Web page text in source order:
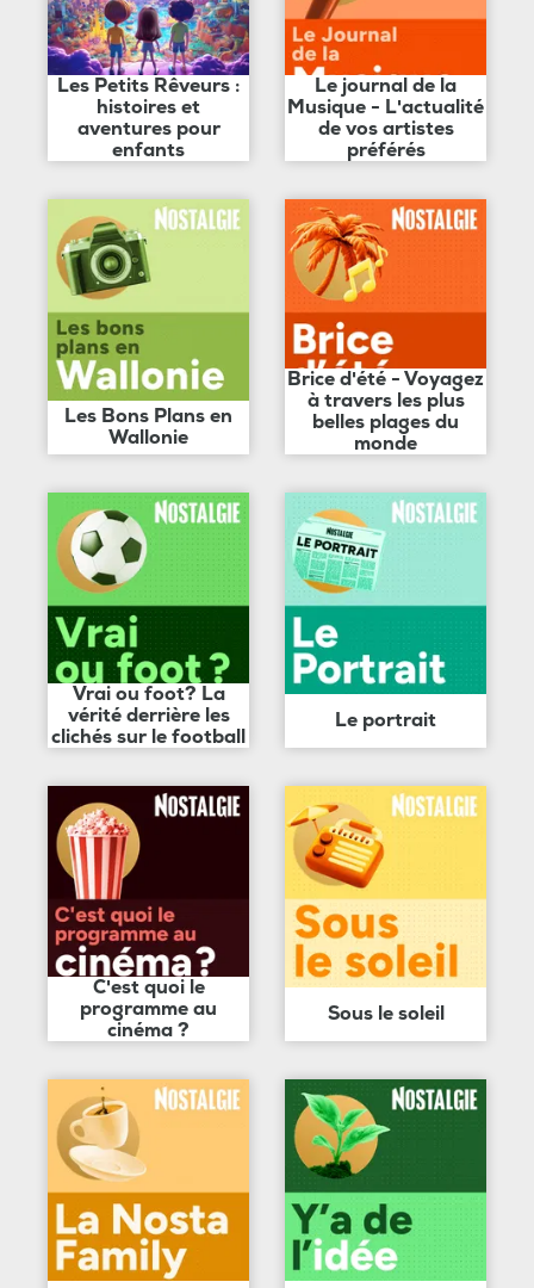
Les Petits Rêveurs :
histoires et
aventures pour
enfants
Le journal de la
Musique - L'actualité
de vos artistes
préférés
Les Bons Plans en
Wallonie
Brice d'été - Voyagez
à travers les plus
belles plages du
monde
Vrai ou foot? La
vérité derrière les
clichés sur le football
Le portrait
C'est quoi le
programme au
cinéma ?
Sous le soleil